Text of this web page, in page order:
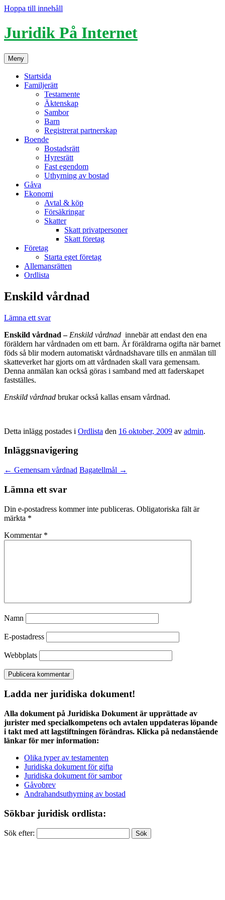
Hoppa till innehåll
Juridik På Internet
Meny
Startsida
Familjerätt
Testamente
Äktenskap
Sambor
Barn
Registrerat partnerskap
Boende
Bostadsrätt
Hyresrätt
Fast egendom
Uthyrning av bostad
Gåva
Ekonomi
Avtal & köp
Försäkringar
Skatter
Skatt privatpersoner
Skatt företag
Företag
Starta eget företag
Allemansrätten
Ordlista
Enskild vårdnad
Lämna ett svar
Enskild vårdnad – Enskild vårdnad innebär att endast den ena
föräldern har vårdnaden om ett barn. Är föräldrarna ogifta när barnet
föds så blir modern automatiskt vårdnadshavare tills en anmälan till
skatteverket har gjorts om att vårdnaden skall vara gemensam.
Denna anmälan kan också göras i samband med att faderskapet
fastställes.
Enskild vårdnad brukar också kallas ensam vårdnad.
Detta inlägg postades i Ordlista den 16 oktober, 2009 av admin.
Inläggsnavigering
← Gemensam vårdnad Bagatellmål →
Lämna ett svar
Din e-postadress kommer inte publiceras. Obligatoriska fält är
märkta *
Kommentar *
Namn
E-postadress
Webbplats
Ladda ner juridiska dokument!
Alla dokument på Juridiska Dokument är upprättade av
jurister med specialkompetens och avtalen uppdateras löpande
i takt med att lagstiftningen förändras. Klicka på nedanstående
länkar för mer information:
Olika typer av testamenten
Juridiska dokument för gifta
Juridiska dokument för sambor
Gåvobrev
Andrahandsuthyrning av bostad
Sökbar juridisk ordlista:
Sök efter: